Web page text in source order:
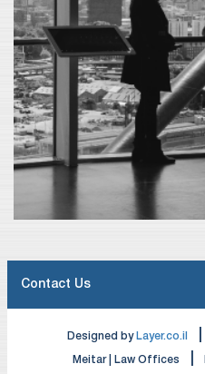
Designed by Layer.co.il
Meitar | Law Offices
Contact Us